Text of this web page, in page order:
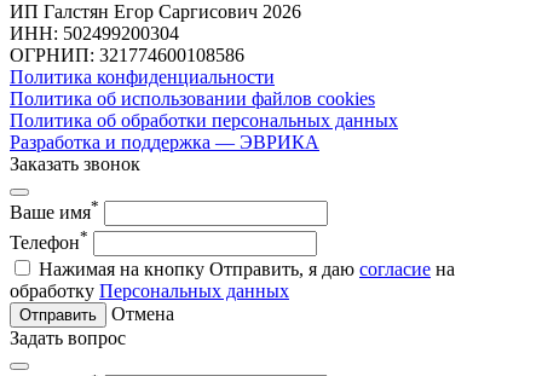
ИП Галстян Егор Саргисович 2026
ИНН: 502499200304
ОГРНИП: 321774600108586
Политика конфиденциальности
Политика об использовании файлов cookies
Политика об обработки персональных данных
Разработка и поддержка — ЭВРИКА
Заказать звонок
Ваше имя*
Телефон*
Нажимая на кнопку Отправить, я даю согласие на
обработку Персональных данных
Отправить
Отмена
Задать вопрос